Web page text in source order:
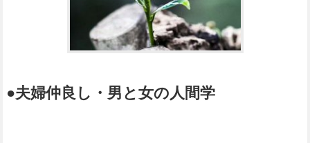
●夫婦仲良し・男と女の人間学